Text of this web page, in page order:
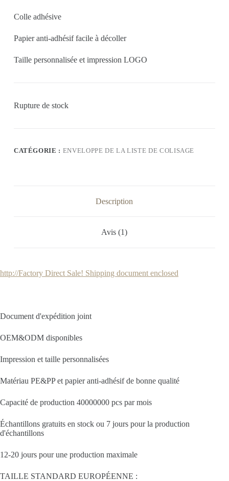
Colle adhésive
Papier anti-adhésif facile à décoller
Taille personnalisée et impression LOGO
Rupture de stock
CATÉGORIE : ENVELOPPE DE LA LISTE DE COLISAGE
Description
Avis (1)
http://Factory Direct Sale! Shipping document enclosed
Document d'expédition joint
OEM&ODM disponibles
Impression et taille personnalisées
Matériau PE&PP et papier anti-adhésif de bonne qualité
Capacité de production 40000000 pcs par mois
Échantillons gratuits en stock ou 7 jours pour la production
d'échantillons
12-20 jours pour une production maximale
TAILLE STANDARD EUROPÉENNE :